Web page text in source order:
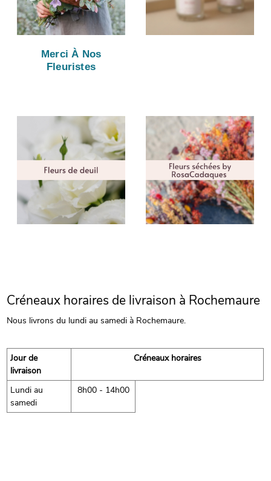
Merci À Nos
Fleuristes
Créneaux horaires de livraison à Rochemaure
Nous livrons du lundi au samedi à Rochemaure.
Jour de
livraison
Créneaux horaires
Lundi au
samedi
8h00 - 14h00